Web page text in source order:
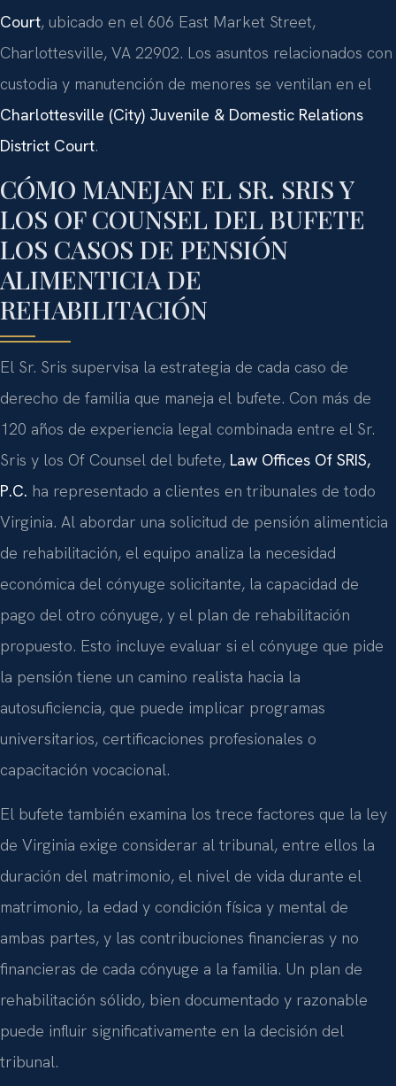
Court, ubicado en el 606 East Market Street,
Charlottesville, VA 22902. Los asuntos relacionados con
custodia y manutención de menores se ventilan en el
Charlottesville (City) Juvenile & Domestic Relations
District Court.
CÓMO MANEJAN EL SR. SRIS Y
LOS OF COUNSEL DEL BUFETE
LOS CASOS DE PENSIÓN
ALIMENTICIA DE
REHABILITACIÓN
El Sr. Sris supervisa la estrategia de cada caso de
derecho de familia que maneja el bufete. Con más de
120 años de experiencia legal combinada entre el Sr.
Sris y los Of Counsel del bufete, Law Offices Of SRIS,
P.C. ha representado a clientes en tribunales de todo
Virginia. Al abordar una solicitud de pensión alimenticia
de rehabilitación, el equipo analiza la necesidad
económica del cónyuge solicitante, la capacidad de
pago del otro cónyuge, y el plan de rehabilitación
propuesto. Esto incluye evaluar si el cónyuge que pide
la pensión tiene un camino realista hacia la
autosuficiencia, que puede implicar programas
universitarios, certificaciones profesionales o
capacitación vocacional.
El bufete también examina los trece factores que la ley
de Virginia exige considerar al tribunal, entre ellos la
duración del matrimonio, el nivel de vida durante el
matrimonio, la edad y condición física y mental de
ambas partes, y las contribuciones financieras y no
financieras de cada cónyuge a la familia. Un plan de
rehabilitación sólido, bien documentado y razonable
puede influir significativamente en la decisión del
tribunal.